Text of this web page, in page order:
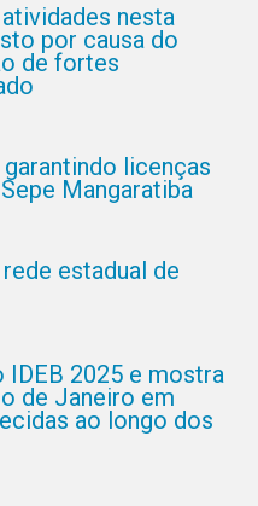
nesta
por causa do
de fortes
licenças
Mangaratiba
estadual de
IDEB 2025 e mostra
de Janeiro em
ao longo dos